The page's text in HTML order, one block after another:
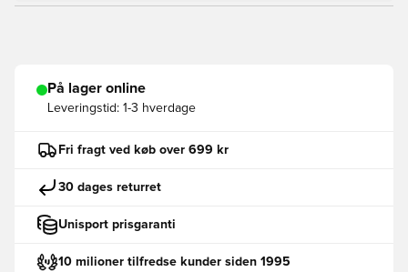
På lager online
Leveringstid: 1-3 hverdage
Fri fragt ved køb over 699 kr
30 dages returret
Unisport prisgaranti
10 milioner tilfredse kunder siden 1995